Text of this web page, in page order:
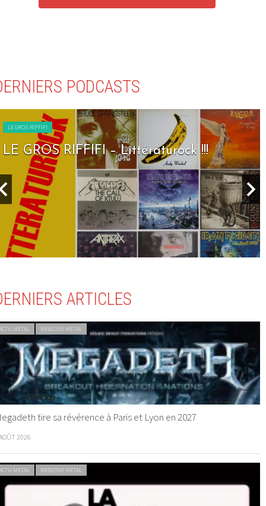
PODCASTS
LE GROS RIFFIFI
LE GROS RIFFIFI – Littératurock !!!
ARTICLES
METAL WEBZINE METAL
tire sa révérence à Paris et Lyon en 2027
2026
METAL WEBZINE METAL